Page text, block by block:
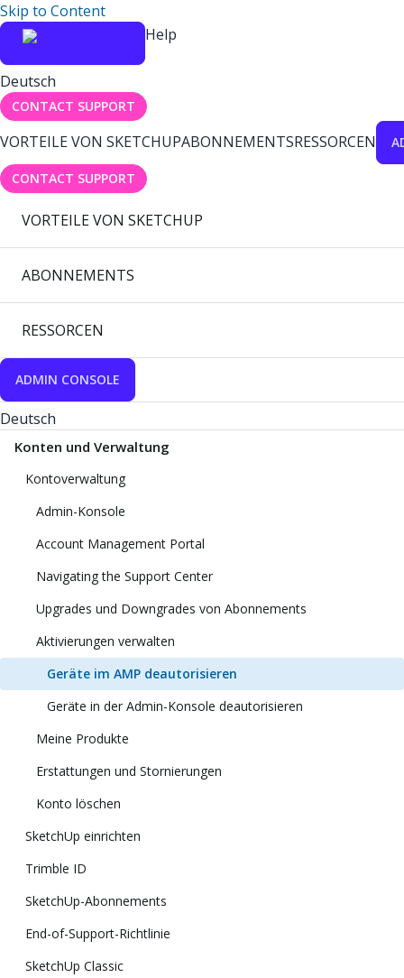
Skip to Content
Help
Deutsch
CONTACT SUPPORT
VORTEILE VON SKETCHUPABONNEMENTSRESSORCEN
CONTACT SUPPORT
VORTEILE VON SKETCHUP
ABONNEMENTS
RESSORCEN
ADMIN CONSOLE
Deutsch
Konten und Verwaltung
Kontoverwaltung
Admin-Konsole
Account Management Portal
Navigating the Support Center
Upgrades und Downgrades von Abonnements
Aktivierungen verwalten
Geräte im AMP deautorisieren
Geräte in der Admin-Konsole deautorisieren
Meine Produkte
Erstattungen und Stornierungen
Konto löschen
SketchUp einrichten
Trimble ID
SketchUp-Abonnements
End-of-Support-Richtlinie
SketchUp Classic